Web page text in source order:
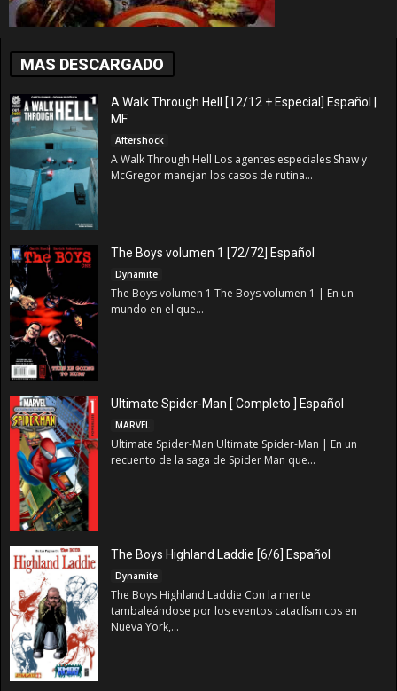
MAS DESCARGADO
A Walk Through Hell [12/12 + Especial] Español |
MF
Aftershock
A Walk Through Hell Los agentes especiales Shaw y
McGregor manejan los casos de rutina...
The Boys volumen 1 [72/72] Español
Dynamite
The Boys volumen 1 The Boys volumen 1 | En un
mundo en el que...
Ultimate Spider-Man [ Completo ] Español
MARVEL
Ultimate Spider-Man Ultimate Spider-Man | En un
recuento de la saga de Spider Man que...
The Boys Highland Laddie [6/6] Español
Dynamite
The Boys Highland Laddie Con la mente
tambaleándose por los eventos cataclísmicos en
Nueva York,...